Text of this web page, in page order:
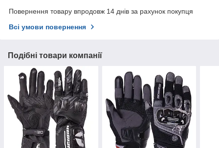
Повернення товару впродовж 14 днів за рахунок покупця
Всі умови повернення
Подібні товари компанії